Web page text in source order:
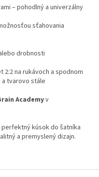
– pohodlný a univerzálny
sťahovania
drobnosti
2:2 na rukávoch a spodnom
a tvarovo stále
Academyv
perfektný kúsok do šatníka
a premyslený dizajn.